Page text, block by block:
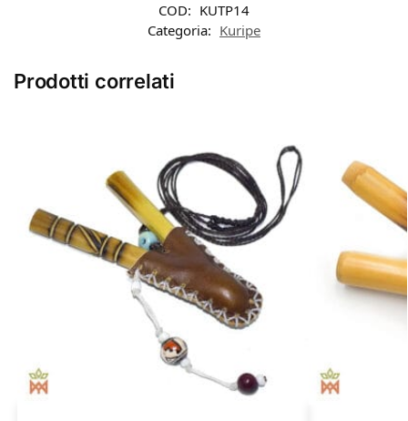
COD: KUTP14
Categoria: Kuripe
Prodotti correlati